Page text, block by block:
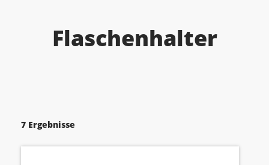
Flaschenhalter
7 Ergebnisse